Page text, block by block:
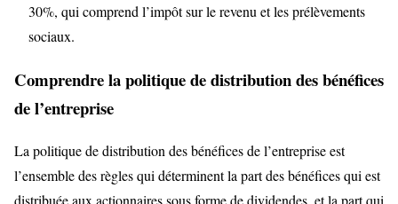
30%, qui comprend l’impôt sur le revenu et les prélèvements
sociaux.
Comprendre la politique de distribution des bénéfices
de l’entreprise
La politique de distribution des bénéfices de l’entreprise est
l’ensemble des règles qui déterminent la part des bénéfices qui est